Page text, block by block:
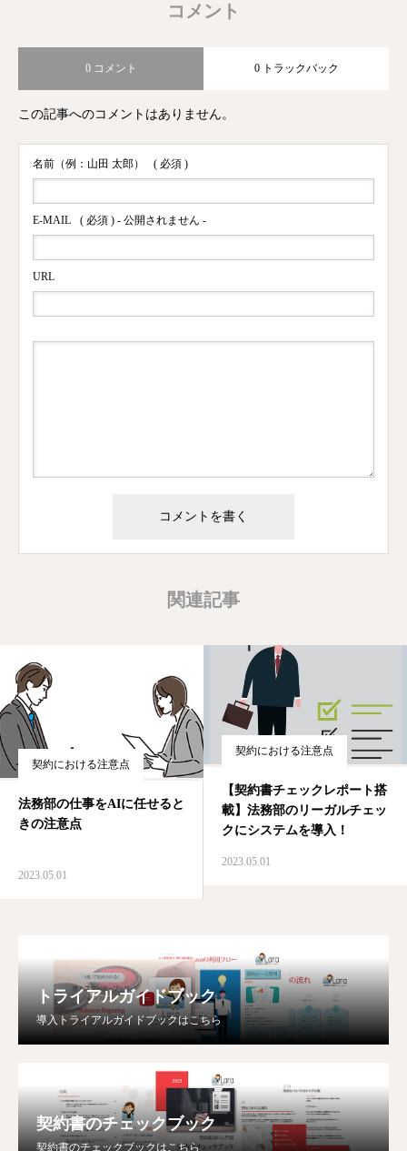
コメント
0 コメント 0 トラックバック
この記事へのコメントはありません。
名前（例：山田 太郎） ( 必須 )
E-MAIL ( 必須 ) - 公開されません -
URL
関連記事
契約における注意点
法務部の仕事をAIに任せると
きの注意点
2023.05.01
契約における注意点
【契約書チェックレポート搭
載】法務部のリーガルチェッ
クにシステムを導入！
2023.05.01
トライアルガイドブック
導入トライアルガイドブックはこちら
契約書のチェックブック
契約書のチェックブックはこちら